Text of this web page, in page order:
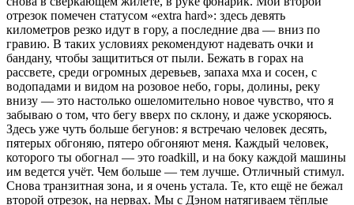
отрезок помечен статусом «extra hard»: здесь девять
километров резко идут в гору, а последние два — вниз по
гравию. В таких условиях рекомендуют надевать очки и
бандану, чтобы защититься от пыли. Бежать в горах на
рассвете, среди огромных деревьев, запаха мха и сосен, с
водопадами и видом на розовое небо, горы, долины, реку
внизу — это настолько ошеломительно новое чувство, что я
забываю о том, что бегу вверх по склону, и даже ускоряюсь.
Здесь уже чуть больше бегунов: я встречаю человек десять,
пятерых обгоняю, пятеро обгоняют меня. Каждый человек,
которого ты обогнал — это roadkill, и на боку каждой машины
им ведется учёт. Чем больше — тем лучше. Отличный стимул.
Снова транзитная зона, и я очень устала. Те, кто ещё не бежал
второй отрезок, на нервах. Мы с Дэном натягиваем тёплые